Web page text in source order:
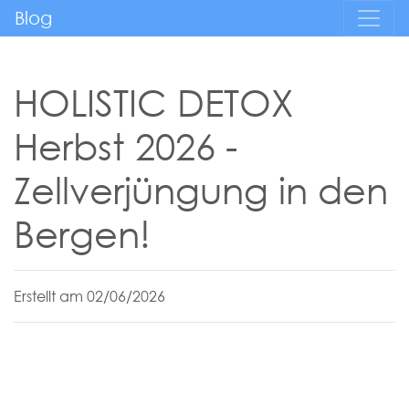
Blog
HOLISTIC DETOX
Herbst 2026 -
Zellverjüngung in den
Bergen!
Erstellt am 02/06/2026